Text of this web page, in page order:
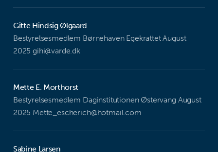
Gitte Hindsig Ølgaard
Bestyrelsesmedlem Børnehaven Egekrattet August
2025 gihi@varde.dk
Mette E. Morthorst
Bestyrelsesmedlem Daginstitutionen Østervang August
2025 Mette_escherich@hotmail.com
Sabine Larsen